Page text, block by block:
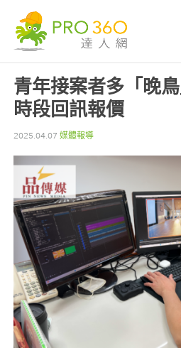
青年接案者多「晚
時段回訊報價
2025.04.07 媒體報導